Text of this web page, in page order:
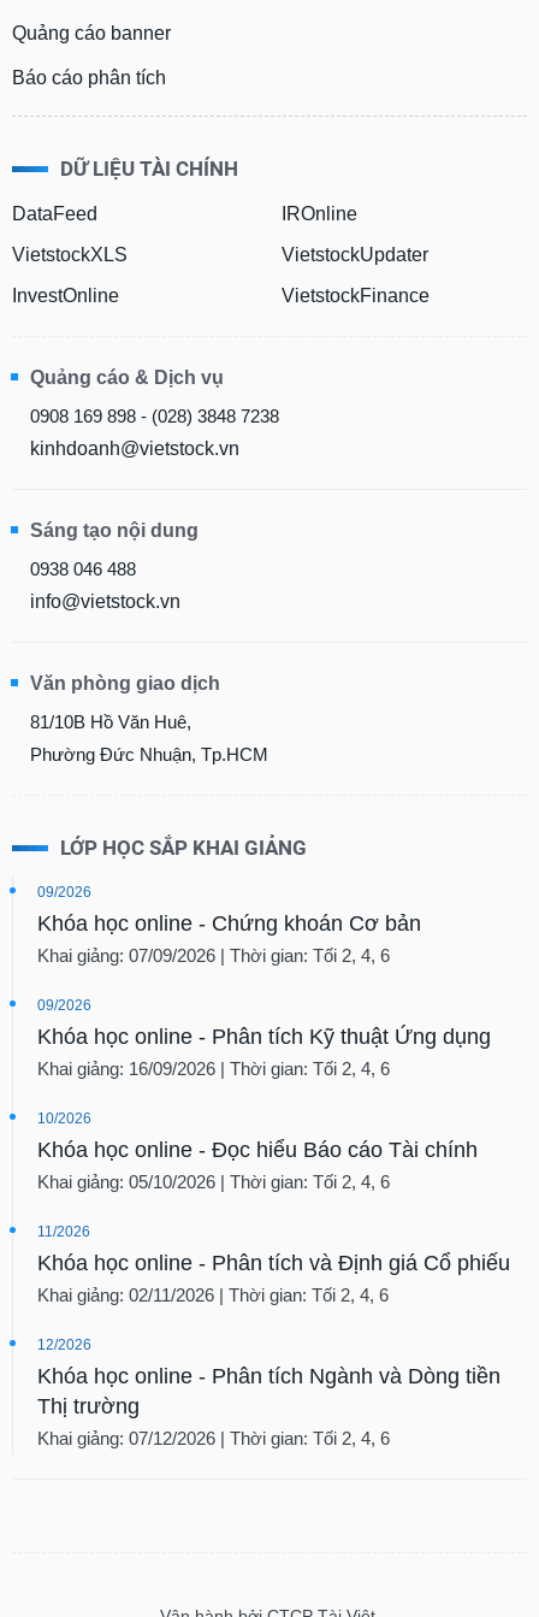
Quảng cáo banner
Báo cáo phân tích
DỮ LIỆU TÀI CHÍNH
DataFeed
VietstockXLS
InvestOnline
IROnline
VietstockUpdater
VietstockFinance
Quảng cáo & Dịch vụ
0908 169 898 - (028) 3848 7238
kinhdoanh@vietstock.vn
Sáng tạo nội dung
0938 046 488
info@vietstock.vn
Văn phòng giao dịch
81/10B Hồ Văn Huê,
Phường Đức Nhuận, Tp.HCM
LỚP HỌC SẮP KHAI GIẢNG
09/2026
Khóa học online - Chứng khoán Cơ bản
Khai giảng: 07/09/2026 | Thời gian: Tối 2, 4, 6
09/2026
Khóa học online - Phân tích Kỹ thuật Ứng dụng
Khai giảng: 16/09/2026 | Thời gian: Tối 2, 4, 6
10/2026
Khóa học online - Đọc hiểu Báo cáo Tài chính
Khai giảng: 05/10/2026 | Thời gian: Tối 2, 4, 6
11/2026
Khóa học online - Phân tích và Định giá Cổ phiếu
Khai giảng: 02/11/2026 | Thời gian: Tối 2, 4, 6
12/2026
Khóa học online - Phân tích Ngành và Dòng tiền
Thị trường
Khai giảng: 07/12/2026 | Thời gian: Tối 2, 4, 6